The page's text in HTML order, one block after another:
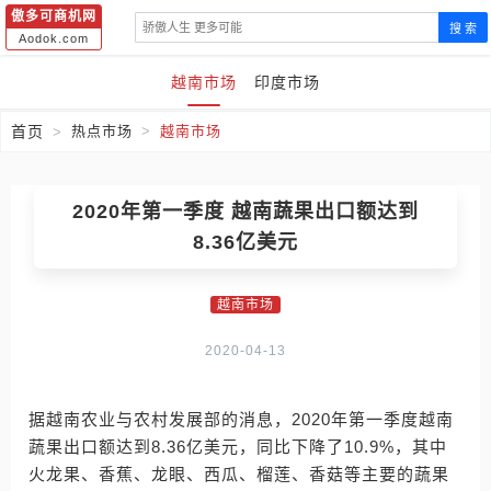
傲多可商机网
Aodok.com
搜 索
越南市场 印度市场
首页 热点市场 越南市场
2020年第一季度 越南蔬果出口额达到
8.36亿美元
越南市场
2020-04-13
据越南农业与农村发展部的消息，2020年第一季度越南
蔬果出口额达到8.36亿美元，同比下降了10.9%，其中
火龙果、香蕉、龙眼、西瓜、榴莲、香菇等主要的蔬果